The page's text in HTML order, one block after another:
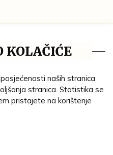
KOLAČIĆE
naših stranica
stranica. Statistika se
pristajete na korištenje